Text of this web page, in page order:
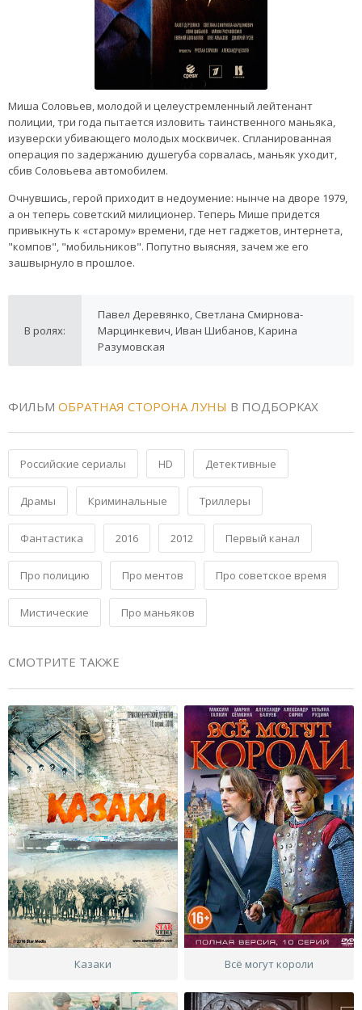
Миша Соловьев, молодой и целеустремленный лейтенант
полиции, три года пытается изловить таинственного маньяка,
изуверски убивающего молодых москвичек. Спланированная
операция по задержанию душегуба сорвалась, маньяк уходит,
сбив Соловьева автомобилем.
Очнувшись, герой приходит в недоумение: нынче на дворе 1979,
а он теперь советский милиционер. Теперь Мише придется
привыкнуть к «старому» времени, где нет гаджетов, интернета,
"компов", "мобильников". Попутно выясняя, зачем же его
зашвырнуло в прошлое.
В ролях:
Павел Деревянко, Светлана Смирнова-
Марцинкевич, Иван Шибанов, Карина
Разумовская
ФИЛЬМ ОБРАТНАЯ СТОРОНА ЛУНЫ В ПОДБОРКАХ
Российские сериалы HD Детективные
Драмы Криминальные Триллеры
Фантастика 2016 2012 Первый канал
Про полицию Про ментов Про советское время
Мистические Про маньяков
СМОТРИТЕ ТАКЖЕ
Казаки Всё могут короли